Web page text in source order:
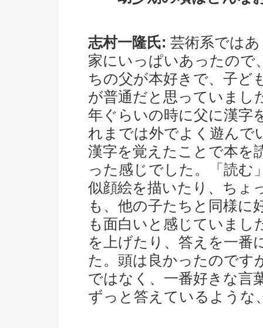
志村一隆氏: 芸術系では
家にいっぱいあったので
ちの父が本好きで、子ど
が普通だと思っていまし
年ぐらいの時に父に漢字
れまでは外でよく遊んで
漢字を覚えたことで本を
った感じでした。「読む
似顔絵を描いたり、ちょ
も、他の子たちと同様に
も面白いと感じていまし
を上げたり、答えを一番
た。頭は良かったのです
ではなく、一番好きな言
ずっと答えているような